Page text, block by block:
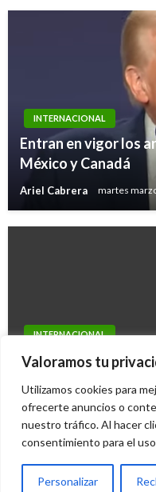
Valoramos tu
Utilizamos cookies para
ofrecerte anuncios o
nuestro tráfico. Al hacer
consentimiento para el
Personalizar
INTERNACIONAL
Entran en vigor los
México y Canadá
Ariel Cabrera martes
INTERNACIONAL
Los ‘Indignados’
Iván Briceño lunes octubre